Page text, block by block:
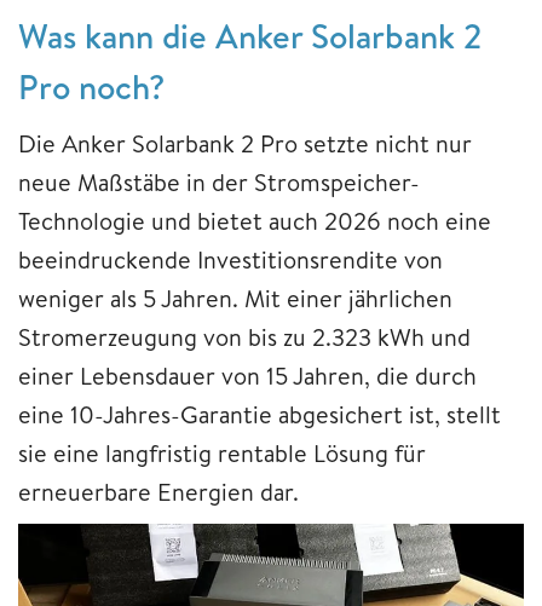
Was kann die Anker Solarbank 2
Pro noch?
Die Anker Solarbank 2 Pro setzte nicht nur
neue Maßstäbe in der Stromspeicher-
Technologie und bietet auch 2026 noch eine
beeindruckende Investitionsrendite von
weniger als 5 Jahren. Mit einer jährlichen
Stromerzeugung von bis zu 2.323 kWh und
einer Lebensdauer von 15 Jahren, die durch
eine 10-Jahres-Garantie abgesichert ist, stellt
sie eine langfristig rentable Lösung für
erneuerbare Energien dar.